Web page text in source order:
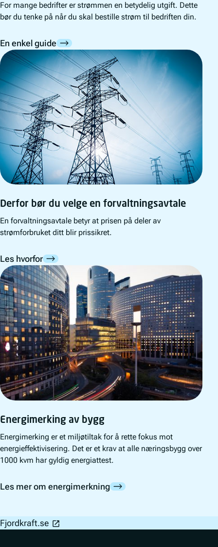
For mange bedrifter er strømmen en betydelig utgift. Dette
bør du tenke på når du skal bestille strøm til bedriften din.
En enkel guide
Derfor bør du velge en forvaltningsavtale
En forvaltningsavtale betyr at prisen på deler av
strømforbruket ditt blir prissikret.
Les hvorfor
Energimerking av bygg
Energimerking er et miljøtiltak for å rette fokus mot
energieffektivisering. Det er et krav at alle næringsbygg over
1000 kvm har gyldig energiattest.
Les mer om energimerkning
Bunnfelt navigasjon
Fjordkraft.se